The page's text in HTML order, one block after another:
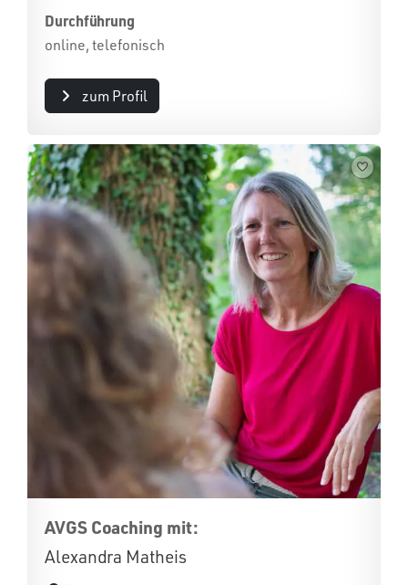
Durchführung
online, telefonisch
zum Profil
AVGS Coaching mit:
Alexandra Matheis